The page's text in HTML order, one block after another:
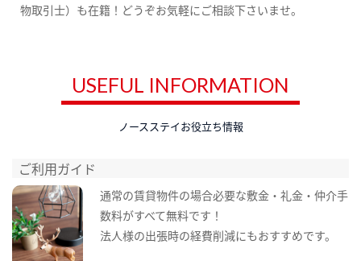
物取引士）も在籍！どうぞお気軽にご相談下さいませ。
USEFUL INFORMATION
ノースステイお役立ち情報
ご利用ガイド
通常の賃貸物件の場合必要な敷金・礼金・仲介手
数料がすべて無料です！
法人様の出張時の経費削減にもおすすめです。